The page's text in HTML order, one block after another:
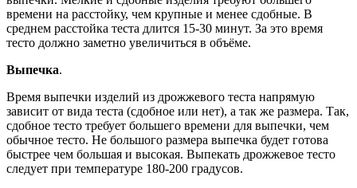
времени на расстойку, чем крупные и менее сдобные. В
среднем расстойка теста длится 15-30 минут. За это время
тесто должно заметно увеличиться в объёме.
Выпечка.
Время выпечки изделий из дрожжевого теста напрямую
зависит от вида теста (сдобное или нет), а так же размера. Так,
сдобное тесто требует большего времени для выпечки, чем
обычное тесто. Не большого размера выпечка будет готова
быстрее чем большая и высокая. Выпекать дрожжевое тесто
следует при температуре 180-200 градусов.